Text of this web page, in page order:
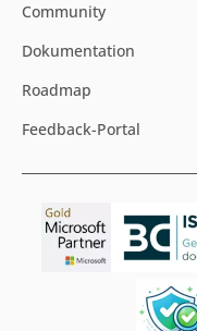
Community
Dokumentation
Roadmap
Feedback-Portal